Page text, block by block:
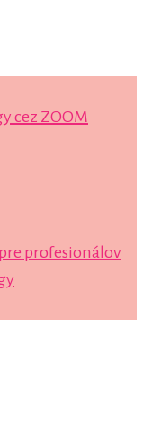
cez ZOOM
profesionálov